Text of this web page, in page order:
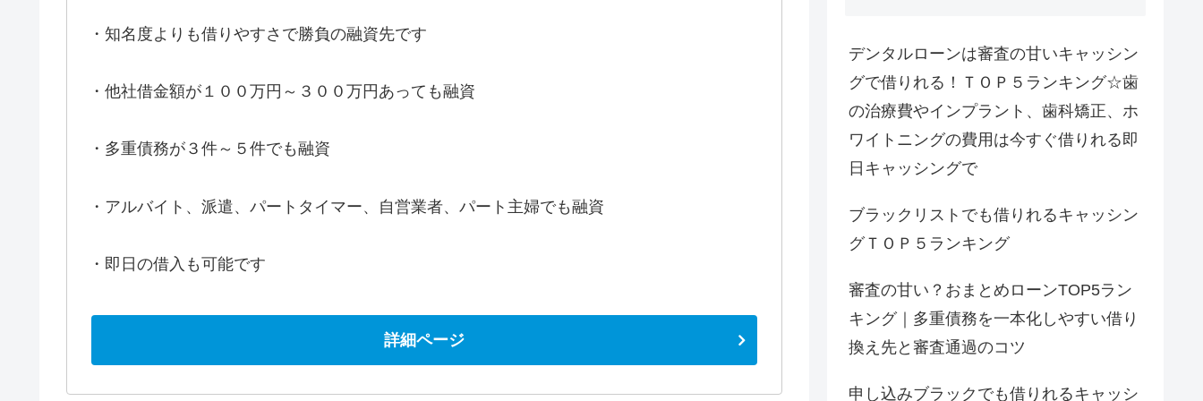
・知名度よりも借りやすさで勝負の融資先です
・他社借金額が１００万円～３００万円あっても融資
・多重債務が３件～５件でも融資
・アルバイト、派遣、パートタイマー、自営業者、パート主婦でも融資
・即日の借入も可能です
詳細ページ
デンタルローンは審査の甘いキャッシン
グで借りれる！ＴＯＰ５ランキング☆歯
の治療費やインプラント、歯科矯正、ホ
ワイトニングの費用は今すぐ借りれる即
日キャッシングで
ブラックリストでも借りれるキャッシン
グＴＯＰ５ランキング
審査の甘い？おまとめローンTOP5ラン
キング｜多重債務を一本化しやすい借り
換え先と審査通過のコツ
申し込みブラックでも借りれるキャッシ